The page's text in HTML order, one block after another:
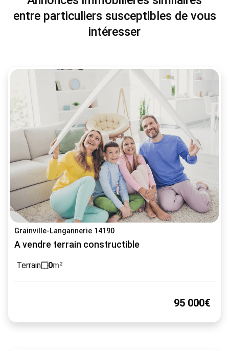
entre particuliers susceptibles de vous
intéresser
Grainville-Langannerie 14190
A vendre terrain constructible
Terrain 0m²
95 000€